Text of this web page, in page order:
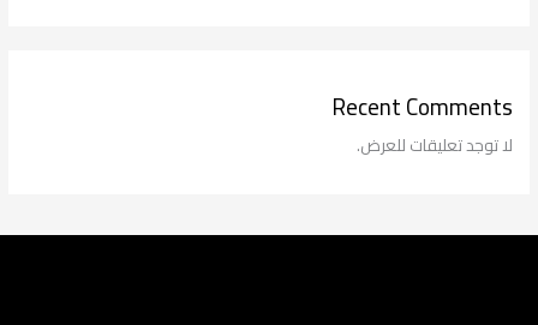
Recent Comments
لا توجد تعليقات للعرض.